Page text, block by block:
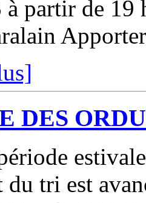
partir de 19
DES
du tri est